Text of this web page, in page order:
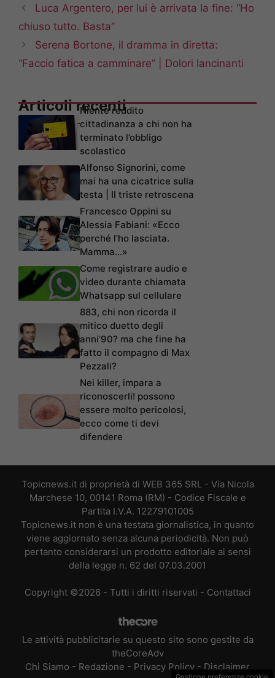
Luca Argentero, per lui è arrivata la fine: “Ho
chiuso tutto. Basta”
Serena Bortone, il dramma in diretta:
“Faccio fatica a camminare” | Dolori lancinanti
Articoli recenti
Niente reddito
cittadinanza a chi non ha
terminato l’obbligo
scolastico
Alfonso Signorini, come
mai ha una cicatrice sulla
testa | Il triste retroscena
Francesco Oppini su
Alessia Fabiani: «Ecco
perché l’ho lasciata.
Mamma…»
Come registrare audio e
video durante chiamata
Whatsapp sul cellulare
883, chi non ricorda il
mitico duetto degli
anni’90? ma che fine ha
fatto il compagno di Max
Pezzali?
Nei killer, impara a
riconoscerli! possono
essere molto pericolosi,
ecco come ti devi
difendere
Topicnews.it di proprietà di WEB 365 SRL - Via Nicola
Marchese 10, 00141 Roma (RM) - Codice Fiscale e
Partita I.V.A. 12279101005
Topicnews.it non è una testata giornalistica, in quanto
viene aggiornato senza alcuna periodicità. Non può
pertanto considerarsi un prodotto editoriale ai sensi
della legge n. 62 del 07.03.2001
Copyright ©2026 - Tutti i diritti riservati - Contattaci
Le attività pubblicitarie su questo sito sono gestite da
theCoreAdv
Chi Siamo - Redazione - Privacy Policy - Disclaimer